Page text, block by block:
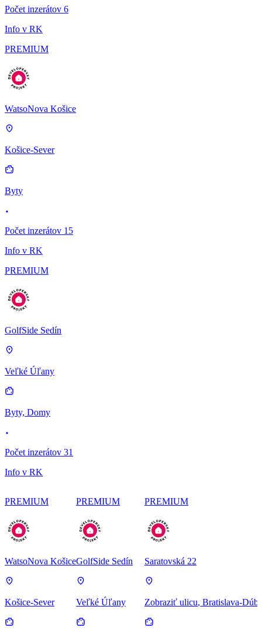
Počet inzerátov 6
Info v RK
PREMIUM
WatsoNova Košice
Košice-Sever
Byty
Počet inzerátov 15
Info v RK
PREMIUM
GolfSide Sedín
Veľké Úľany
Byty, Domy
Počet inzerátov 31
Info v RK
PREMIUM
WatsoNova Košice
Košice-Sever
PREMIUM
GolfSide Sedín
Veľké Úľany
PREMIUM
Saratovská 22
Zobraziť ulicu, Bratislava-